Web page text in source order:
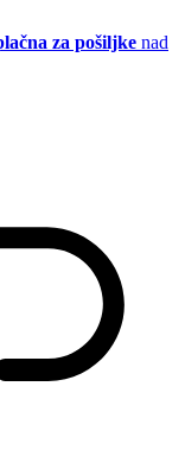
za pošiljke nad